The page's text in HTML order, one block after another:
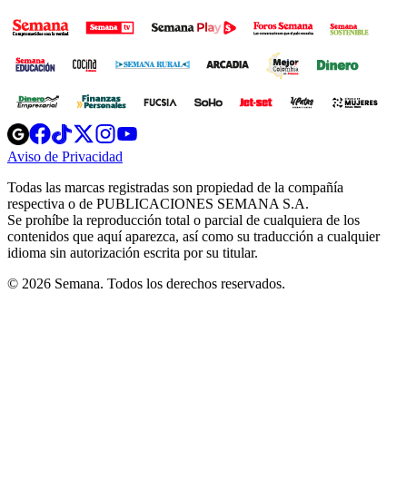
Opens
in
new
Opens
in
new
Opens
in
new
window
Opens
new
windowwindow
Aviso de Privacidad
new
window
Todas las marcas registradas son propiedad de la compañía
respectiva o de PUBLICACIONES SEMANA S.A.
Se prohíbe la reproducción total o parcial de cualquiera de los
contenidos que aquí aparezca, así como su traducción a cualquier
idioma sin autorización escrita por su titular.
© 2026 Semana. Todos los derechos reservados.